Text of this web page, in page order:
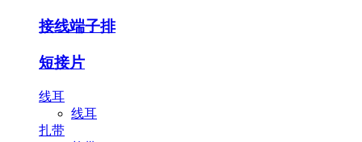
接线端子排
短接片
线耳
线耳
扎带